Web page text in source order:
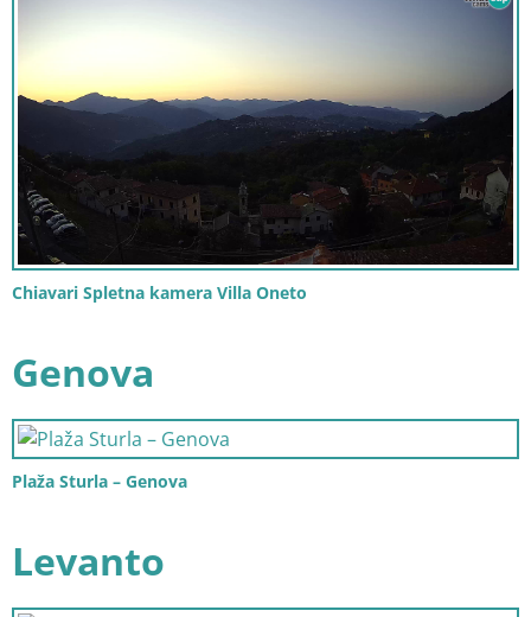
Chiavari Spletna kamera Villa Oneto
Genova
Plaža Sturla – Genova
Levanto